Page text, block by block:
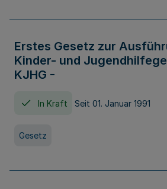
Erstes Gesetz zur
Kinder- und
KJHG -
In Kraft Seit 01. Januar 1991
Gesetz